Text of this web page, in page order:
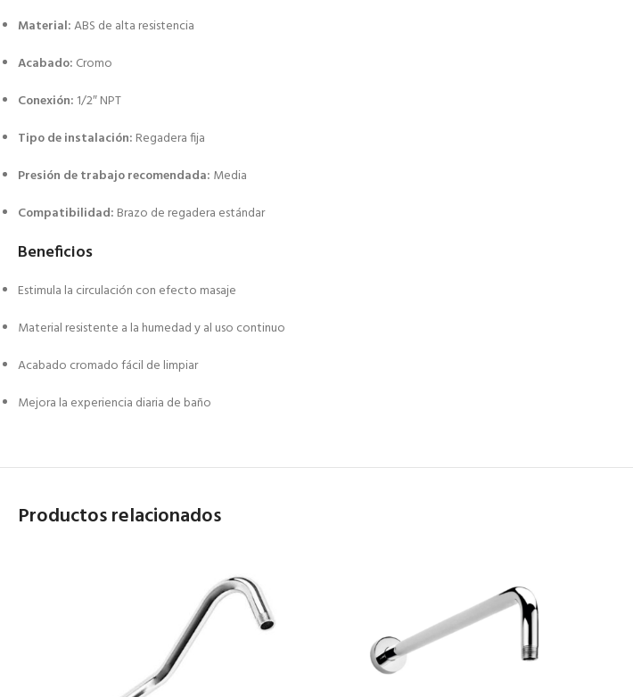
Material:ABS de alta resistencia
Acabado: Cromo
Conexión: 1/2″ NPT
Tipo de instalación: Regadera fija
Presión de trabajo recomendada: Media
Compatibilidad: Brazo de regadera estándar
Beneficios
Estimula la circulación con efecto masaje
Material resistente a la humedad y al uso continuo
Acabado cromado fácil de limpiar
Mejora la experiencia diaria de baño
Productos relacionados